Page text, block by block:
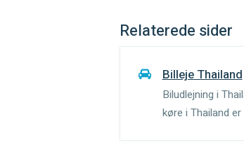
Relaterede sider
Billeje Thailand
Biludlejning i
køre i Thailand